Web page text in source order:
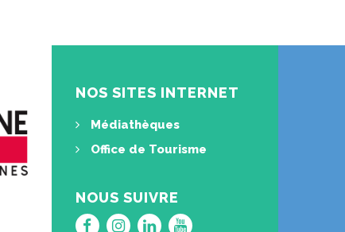
NOS SITES INTERNET
Médiathèques
Office de Tourisme
NOUS SUIVRE
LienLienLienLien